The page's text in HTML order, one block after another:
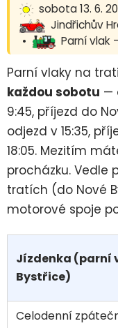
sobota 13. 6.
Jindřichův
•
Parní vlak
Parní vlaky na
každou sobotu —
9:45, příjezd do
odjezd v 15:35,
18:05. Mezitím
procházku. Vedle
tratích (do Nové
motorové spoje
Jízdenka (parní
Bystřice)
Celodenní